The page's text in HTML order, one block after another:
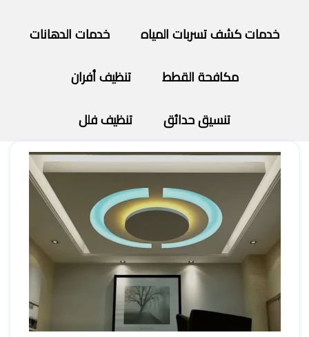
خدمات كشف تسربات المياه خدمات الدهانات
مكافحة القطط تنظيف أفران
تنسيق حدائق تنظيف فلل